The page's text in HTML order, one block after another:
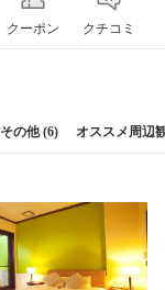
クーポン クチコミ
その他 (6) オススメ周辺